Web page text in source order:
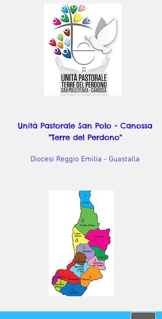
Unità Pastorale San Polo - Canossa
"Terre del Perdono"
Diocesi Reggio Emilia - Guastalla